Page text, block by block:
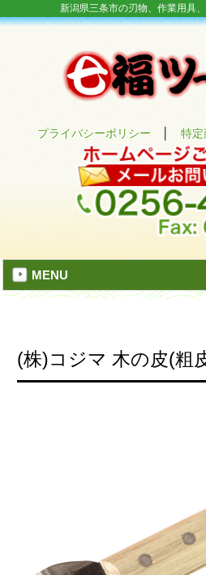
新潟県三条市の刃物、作業用具
プライバシーポリシー │特
MENU
(株)コジマ 木の皮(粗